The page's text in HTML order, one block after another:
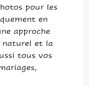
pour les
en
approche
naturel et la
tous vos